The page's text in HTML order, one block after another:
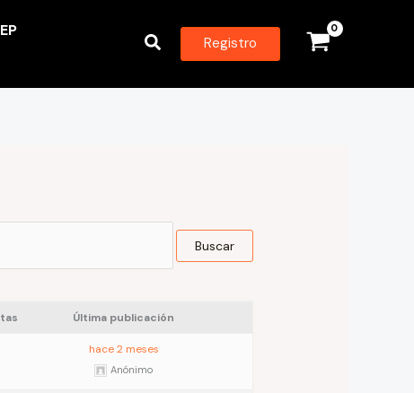
Buscar Registro
Última publicación
hace 2 meses
Anónimo